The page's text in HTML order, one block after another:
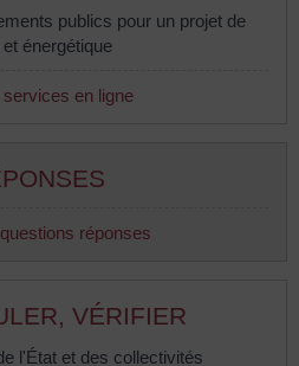
publics pour un projet de
énergétique
services en ligne
réponses
VÉRIFIER
l'État et des collectivités